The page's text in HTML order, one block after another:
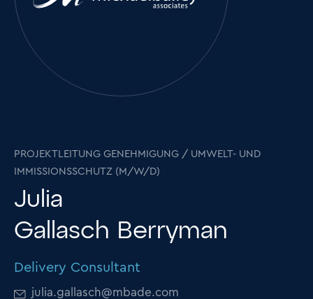
PROJEKTLEITUNG GENEHMIGUNG / UMWELT- UND
IMMISSIONSSCHUTZ (M/W/D)
Julia
Gallasch Berryman
Delivery Consultant
julia.gallasch@mbade.com